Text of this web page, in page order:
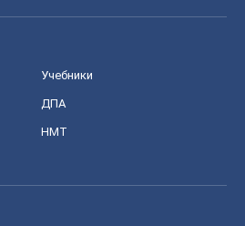
Учебники
ДПА
НМТ